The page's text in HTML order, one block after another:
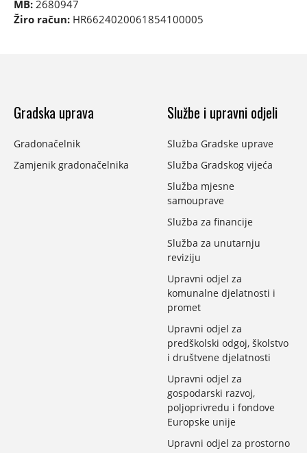
MB: 2680947
Žiro račun: HR6624020061854100005
Gradska uprava
Gradonačelnik
Zamjenik gradonačelnika
Službe i upravni odjeli
Služba Gradske uprave
Služba Gradskog vijeća
Služba mjesne
samouprave
Služba za financije
Služba za unutarnju
reviziju
Upravni odjel za
komunalne djelatnosti i
promet
Upravni odjel za
predškolski odgoj, školstvo
i društvene djelatnosti
Upravni odjel za
gospodarski razvoj,
poljoprivredu i fondove
Europske unije
Upravni odjel za prostorno